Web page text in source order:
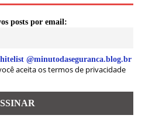
posts por email:
@minutodaseguranca.blog.br
aceita os termos de privacidade